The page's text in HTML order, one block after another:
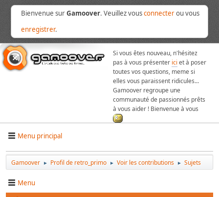
Bienvenue surGamoover. Veuillez vousconnecterou vous
enregistrer.
Si vous êtes nouveau, n'hésitez
pas à vous présenter ici et à poser
toutes vos questions, meme si
elles vous paraissent ridicules...
Gamoover regroupe une
communauté de passionnés prêts
à vous aider ! Bienvenue à vous
Menu principal
Gamoover ► Profil de retro_primo ► Voir les contributions ► Sujets
Menu